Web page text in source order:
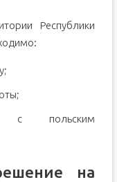
Республики
с польским
на